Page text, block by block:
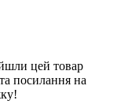
цей товар
посилання на